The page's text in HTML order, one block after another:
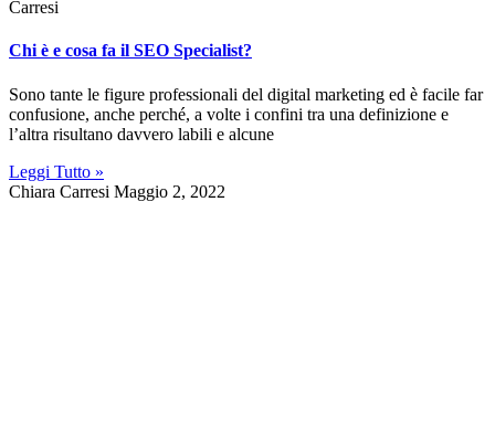
Chi è e cosa fa il SEO Specialist?
Sono tante le figure professionali del digital marketing ed è facile far
confusione, anche perché, a volte i confini tra una definizione e
l’altra risultano davvero labili e alcune
Leggi Tutto »
Chiara Carresi Maggio 2, 2022